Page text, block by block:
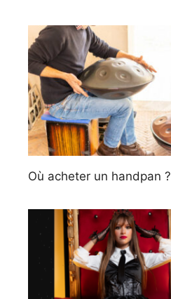
Où acheter un handpan ?